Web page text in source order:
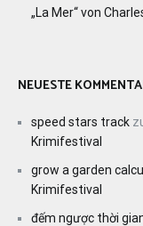
„La Mer“ von
NEUESTE
speed stars track
Krimifestival
grow a garden
Krimifestival
đếm ngược thời